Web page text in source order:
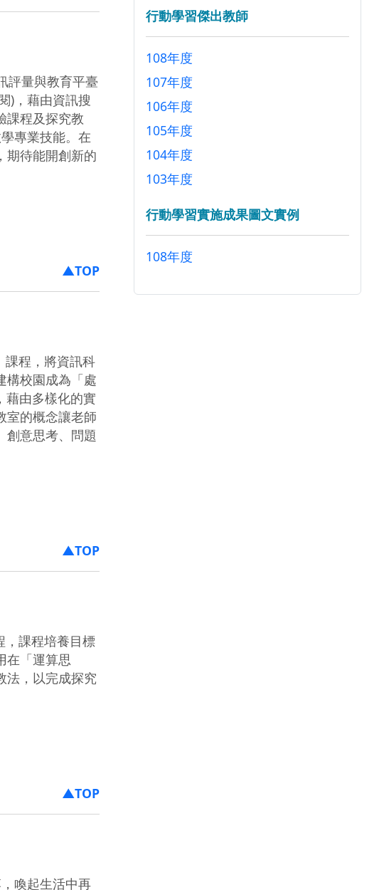
評量與教育平臺
)，藉由資訊搜
課程及探究教
專業技能。在
期待能開創新的
▲TOP
課程，將資訊科
構校園成為「處
藉由多樣化的實
室的概念讓老師
創意思考、問題
▲TOP
，課程培養目標
在「運算思
法，以完成探究
▲TOP
喚起生活中再
行動學習傑出教師
108年度
107年度
106年度
105年度
104年度
103年度
行動學習實施成果圖文實例
108年度